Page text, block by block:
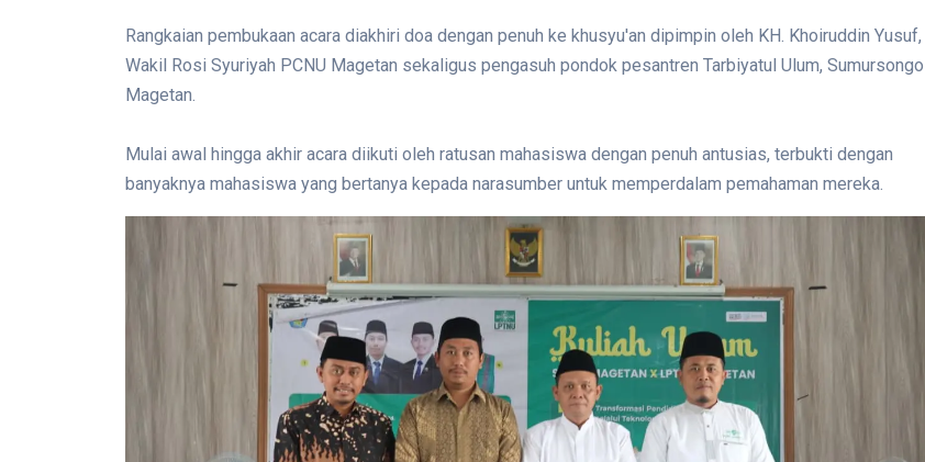
Rangkaian pembukaan acara diakhiri doa dengan penuh ke khusyu'an dipimpin oleh KH. Khoiruddin Yusuf,
Wakil Rosi Syuriyah PCNU Magetan sekaligus pengasuh pondok pesantren Tarbiyatul Ulum, Sumursongo
Magetan.
Mulai awal hingga akhir acara diikuti oleh ratusan mahasiswa dengan penuh antusias, terbukti dengan
banyaknya mahasiswa yang bertanya kepada narasumber untuk memperdalam pemahaman mereka.